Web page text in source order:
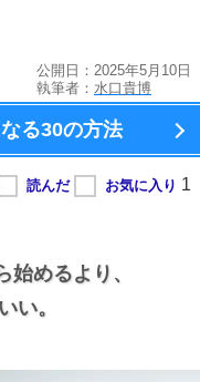
公開日：2025年5月10日
執筆者： 水口貴博
る30の方法
始めるより、
い。